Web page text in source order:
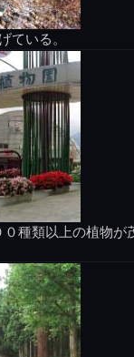
ている。
種類以上の植物が